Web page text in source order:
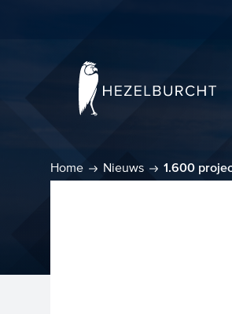
Home Nieuws 1.600